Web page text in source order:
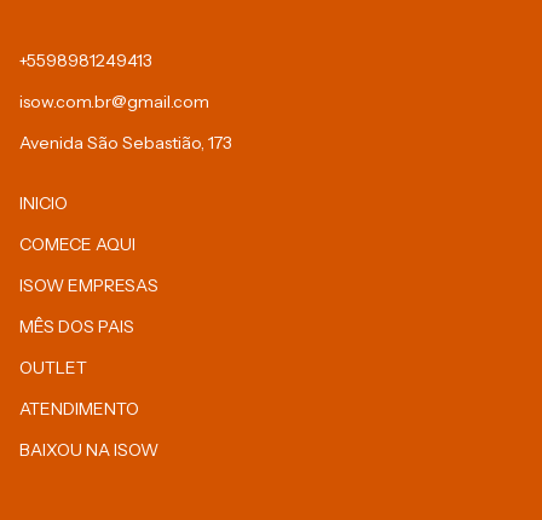
+5598981249413
isow.com.br@gmail.com
Avenida São Sebastião, 173
INICIO
COMECE AQUI
ISOW EMPRESAS
MÊS DOS PAIS
OUTLET
ATENDIMENTO
BAIXOU NA ISOW